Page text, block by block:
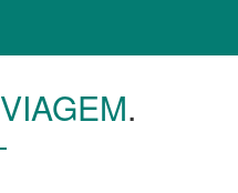
VIAGEM.